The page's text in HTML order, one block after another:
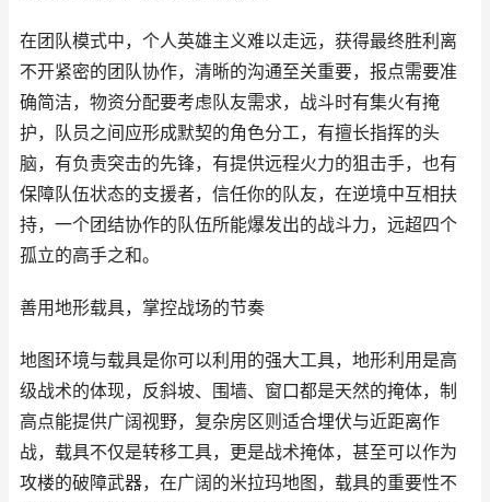
在团队模式中，个人英雄主义难以走远，获得最终胜利离
不开紧密的团队协作，清晰的沟通至关重要，报点需要准
确简洁，物资分配要考虑队友需求，战斗时有集火有掩
护，队员之间应形成默契的角色分工，有擅长指挥的头
脑，有负责突击的先锋，有提供远程火力的狙击手，也有
保障队伍状态的支援者，信任你的队友，在逆境中互相扶
持，一个团结协作的队伍所能爆发出的战斗力，远超四个
孤立的高手之和。
善用地形载具，掌控战场的节奏
地图环境与载具是你可以利用的强大工具，地形利用是高
级战术的体现，反斜坡、围墙、窗口都是天然的掩体，制
高点能提供广阔视野，复杂房区则适合埋伏与近距离作
战，载具不仅是转移工具，更是战术掩体，甚至可以作为
攻楼的破障武器，在广阔的米拉玛地图，载具的重要性不